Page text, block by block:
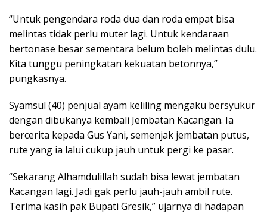
“Untuk pengendara roda dua dan roda empat bisa
melintas tidak perlu muter lagi. Untuk kendaraan
bertonase besar sementara belum boleh melintas dulu.
Kita tunggu peningkatan kekuatan betonnya,”
pungkasnya.
Syamsul (40) penjual ayam keliling mengaku bersyukur
dengan dibukanya kembali Jembatan Kacangan. Ia
bercerita kepada Gus Yani, semenjak jembatan putus,
rute yang ia lalui cukup jauh untuk pergi ke pasar.
“Sekarang Alhamdulillah sudah bisa lewat jembatan
Kacangan lagi. Jadi gak perlu jauh-jauh ambil rute.
Terima kasih pak Bupati Gresik,” ujarnya di hadapan